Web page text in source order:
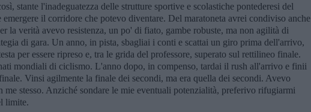
stante l'inadeguatezza delle strutture sportive e scolastiche pontederesi del
il corridore che potevo diventare. Del maratoneta avrei condiviso anche
la verità avevo resistenza, un po' di fiato, gambe robuste, ma non agilità di
di gara. Un anno, in pista, sbagliai i conti e scattai un giro prima dell'arrivo,
per essere ripreso e, tra le grida del professore, superato sul rettilineo finale.
mondiali di ciclismo. L'anno dopo, in compenso, tardai il rush all'arrivo e finii
Vinsi agilmente la finale dei secondi, ma era quella dei secondi. Avevo
me stesso. Anziché sondare le mie eventuali potenzialità, preferivo rifugiarmi
limite.